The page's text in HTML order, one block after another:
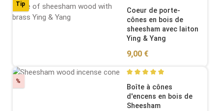
Tip Average rating of 4 out of
Coeur de porte-
cônes en bois de
sheesham avec laiton
Ying & Yang
Regular price:
9,00 €
% Average rating of 5 out of
Boîte à cônes
d'encens en bois de
Sheesham